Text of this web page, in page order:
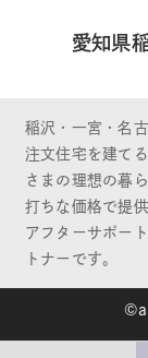
愛知県
稲沢・一宮・名
注文住宅を建て
さまの理想の暮
打ちな価格で提
アフターサポー
トナーです。